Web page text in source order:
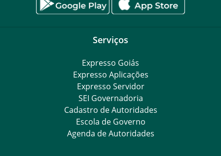
Serviços
Expresso Goiás
Expresso Aplicações
Expresso Servidor
SEI Governadoria
Cadastro de Autoridades
Escola de Governo
Agenda de Autoridades